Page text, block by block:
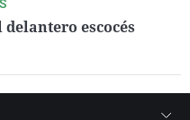
escocés